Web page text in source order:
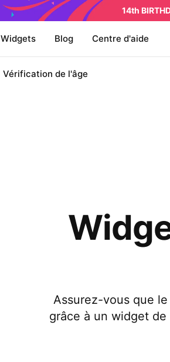
14th
Widgets Blog Centre d'aide
Vérification de l'âge
Assurez-vous que
grâce à un widget